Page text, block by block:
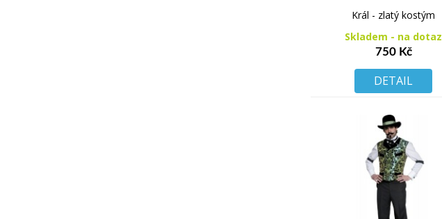
Král - zlatý kostým
Skladem - na dotaz
750 Kč
DETAIL